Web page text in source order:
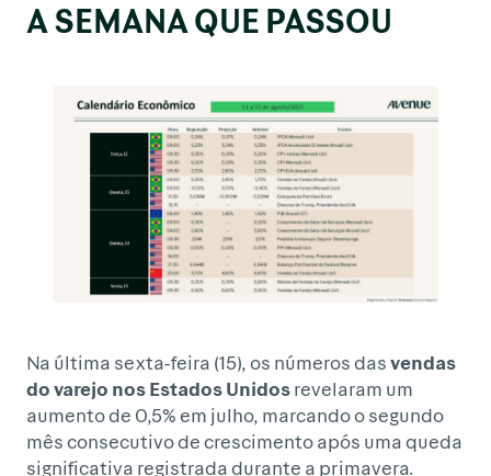
A SEMANA QUE PASSOU
Na última sexta-feira (15), os números dasvendas
do varejo nos Estados Unidosrevelaram um
aumento de 0,5% em julho, marcando o segundo
mês consecutivo de crescimento após uma queda
significativa registrada durante a primavera.